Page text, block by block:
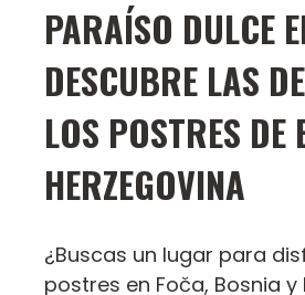
PARAÍSO DULCE
DESCUBRE LAS
LOS POSTRES DE
HERZEGOVINA
¿Buscas un lugar para
postres en Foča, Bosnia y